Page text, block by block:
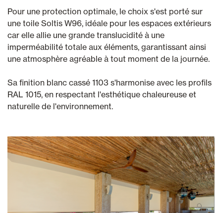
Pour une protection optimale, le choix s'est porté sur
une toile Soltis W96, idéale pour les espaces extérieurs
car elle allie une grande translucidité à une
imperméabilité totale aux éléments, garantissant ainsi
une atmosphère agréable à tout moment de la journée.
Sa finition blanc cassé 1103 s'harmonise avec les profils
RAL 1015, en respectant l'esthétique chaleureuse et
naturelle de l'environnement.